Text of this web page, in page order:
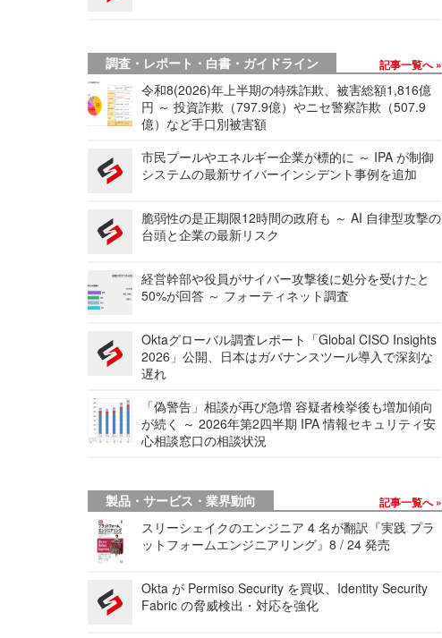
調査・レポート・白書・ガイドライン 記事一覧へ
令和8(2026)年上半期の特殊詐欺、被害総額1,816億
円 ～ 投資詐欺（797.9億）やニセ警察詐欺（507.9
億）など手口別被害額
市民プールやエネルギー企業が標的に ～ IPA が制御
システムの最新サイバーインシデント事例を追加
脆弱性の是正期限12時間の政府も ～ AI 自律型攻撃の
台頭と企業の最新リスク
経営幹部や役員がサイバー攻撃後に処分を受けたと
50%が回答 ～ フォーティネット調査
Oktaグローバル調査レポート「Global CISO Insights
2026」公開、日本はガバナンスツール導入で深刻な
遅れ
「偽警告」相談が再び急増 容疑者検挙後も増加傾向
が続く ～ 2026年第2四半期 IPA 情報セキュリティ安
心相談窓口の相談状況
製品・サービス・業界動向 記事一覧へ
スリーシェイクのエンジニア 4 名が翻訳『実践 プラ
ットフォームエンジニアリング』8 / 24 発売
Okta が Permiso Security を買収、Identity Security
Fabric の脅威検出・対応を強化